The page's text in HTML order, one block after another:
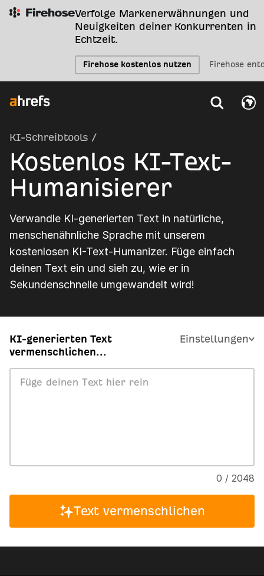
Verfolge Markenerwähnungen und
Neuigkeiten deiner Konkurrenten in
Echtzeit.
Firehose kostenlos nutzen Firehose
KI-Schreibtools /
Kostenlos KI-Text-
Humanisierer
Verwandle KI-generierten Text in natürliche,
menschenähnliche Sprache mit unserem
kostenlosen KI-Text-Humanizer. Füge einfach
deinen Text ein und sieh zu, wie er in
Sekundenschnelle umgewandelt wird!
KI-generierten Text
vermenschlichen...
Einstellungen
0 / 2048
Text vermenschlichen